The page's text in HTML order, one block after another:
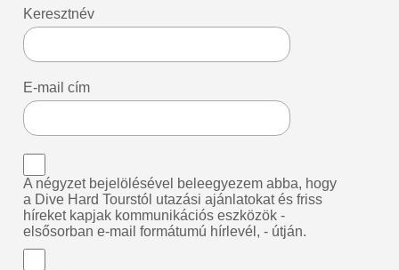
Keresztnév
E-mail cím
A négyzet bejelölésével beleegyezem abba, hogy
a Dive Hard Tourstól utazási ajánlatokat és friss
híreket kapjak kommunikációs eszközök -
elsősorban e-mail formátumú hírlevél, - útján.